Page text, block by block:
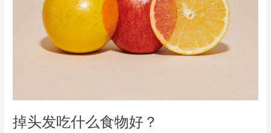
掉头发吃什么食物好？